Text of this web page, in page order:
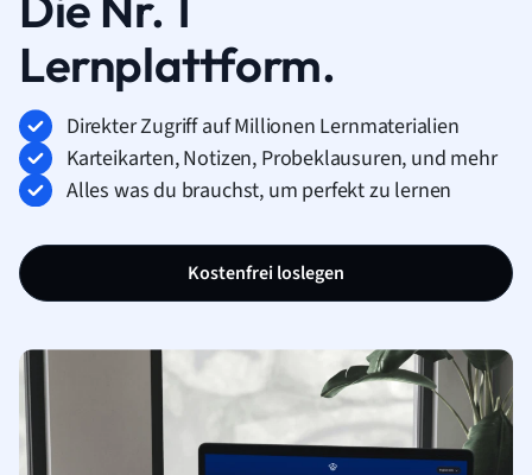
Lernplattform.
Direkter Zugriff auf Millionen Lernmaterialien
Karteikarten, Notizen, Probeklausuren, und mehr
Alles was du brauchst, um perfekt zu lernen
Kostenfrei loslegen